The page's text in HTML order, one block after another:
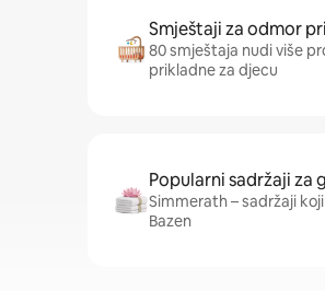
Smještaji za odmor
80 smještaja nudi više
prikladne za djecu
Popularni sadržaji za
Simmerath – sadržaji
Bazen